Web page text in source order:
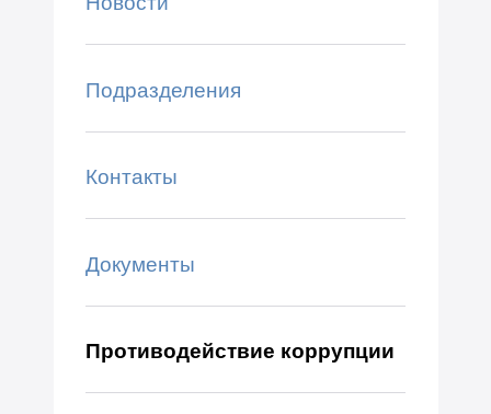
Подразделения
Контакты
Документы
Противодействие коррупции